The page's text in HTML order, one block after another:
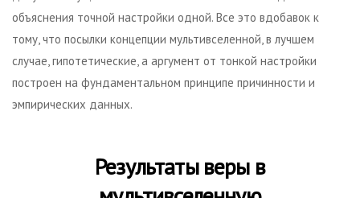
объяснения точной настройки одной. Все это вдобавок к
тому, что посылки концепции мультивселенной, в лучшем
случае, гипотетические, а аргумент от тонкой настройки
построен на фундаментальном принципе причинности и
эмпирических данных.
Результаты веры в